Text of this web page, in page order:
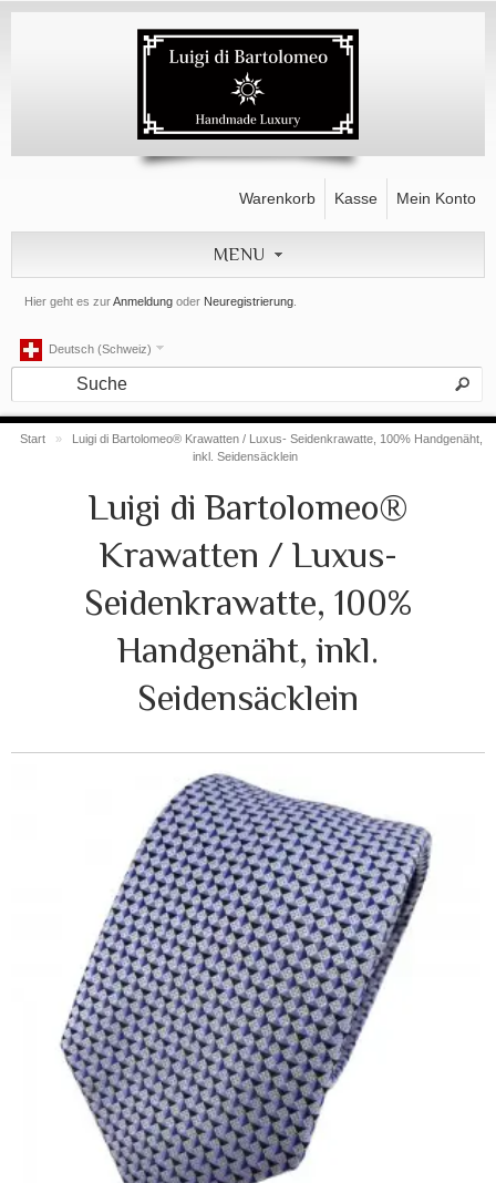
Hier geht es zurAnmeldung oder Neuregistrierung
Warenkorb Kasse Mein Konto
MENU
Deutsch (Schweiz)
Start »
Luigi di Bartolomeo® Krawatten / Luxus- Seidenkrawatte, 100% Handgenäht,
inkl. Seidensäcklein
Luigi di Bartolomeo®
Krawatten / Luxus-
Seidenkrawatte, 100%
Handgenäht, inkl.
Seidensäcklein